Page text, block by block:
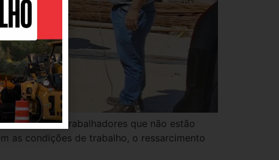
dos trabalhadores que não estão
as condições de trabalho, o ressarcimento